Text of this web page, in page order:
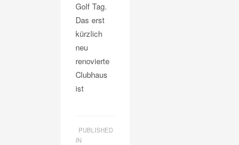
Golf Tag.
Das erst
kürzlich
neu
renovierte
Clubhaus
ist
PUBLISHED
IN